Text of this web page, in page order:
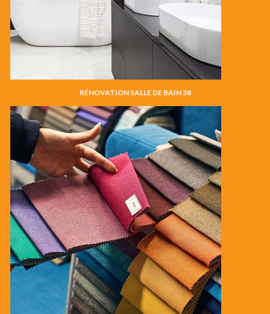
RÉNOVATION SALLE DE BAIN 38